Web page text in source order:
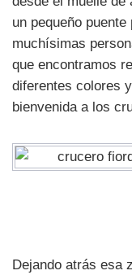
un pequeño
muchísimas
que encontramos
diferentes colores
bienvenida a los
Dejando atrás esa